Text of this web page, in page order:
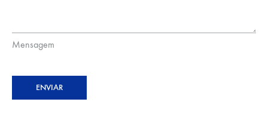
Mensagem
ENVIAR